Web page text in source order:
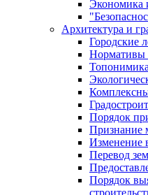
Экономика
Архитектура и
Городские
Нормативы
Топонимика
Порядок
Признание
Изменение
Перевод
Порядок